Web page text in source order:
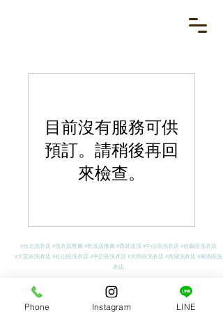
目前沒有服務可供
預訂。請稍後再回
來檢查。
#台北洗衣店 #洗衣店推薦 #乾洗店推薦 #西裝送洗 #中山區洗衣店 #信義區洗衣店
#大安區洗衣店 #松山區洗衣店 #中正區洗衣店 #大同區洗衣店 #內湖洗衣店 #南港區洗
衣店
Phone Instagram LINE